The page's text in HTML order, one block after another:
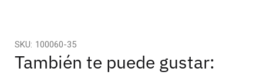
SKU: 100060-35
También te puede gustar: